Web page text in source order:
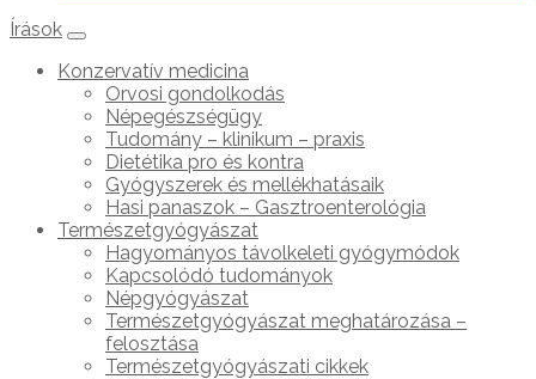
Írások
Konzervatív medicina
Orvosi gondolkodás
Népegészségügy
Tudomány – klinikum – praxis
Dietétika pro és kontra
Gyógyszerek és mellékhatásaik
Hasi panaszok – Gasztroenterológia
Természetgyógyászat
Hagyományos távolkeleti gyógymódok
Kapcsolódó tudományok
Népgyógyászat
Természetgyógyászat meghatározása –
felosztása
Természetgyógyászati cikkek